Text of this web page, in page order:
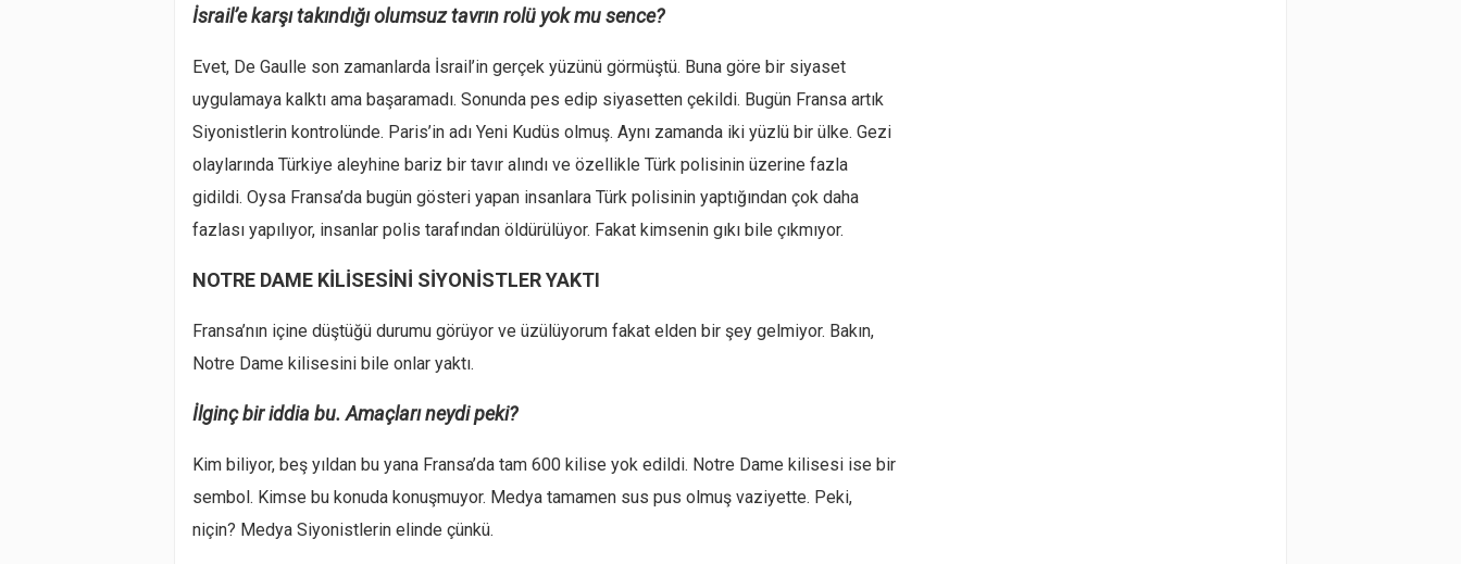
İsrail’e karşı takındığı olumsuz tavrın rolü yok mu sence?
Evet, De Gaulle son zamanlarda İsrail’in gerçek yüzünü görmüştü. Buna göre bir siyaset
uygulamaya kalktı ama başaramadı. Sonunda pes edip siyasetten çekildi. Bugün Fransa artık
Siyonistlerin kontrolünde. Paris’in adı Yeni Kudüs olmuş. Aynı zamanda iki yüzlü bir ülke. Gezi
olaylarında Türkiye aleyhine bariz bir tavır alındı ve özellikle Türk polisinin üzerine fazla
gidildi. Oysa Fransa’da bugün gösteri yapan insanlara Türk polisinin yaptığından çok daha
fazlası yapılıyor, insanlar polis tarafından öldürülüyor. Fakat kimsenin gıkı bile çıkmıyor.
NOTRE DAME KİLİSESİNİ SİYONİSTLER YAKTI
Fransa’nın içine düştüğü durumu görüyor ve üzülüyorum fakat elden bir şey gelmiyor. Bakın,
Notre Dame kilisesini bile onlar yaktı.
İlginç bir iddia bu. Amaçları neydi peki?
Kim biliyor, beş yıldan bu yana Fransa’da tam 600 kilise yok edildi. Notre Dame kilisesi ise bir
sembol. Kimse bu konuda konuşmuyor. Medya tamamen sus pus olmuş vaziyette. Peki,
niçin? Medya Siyonistlerin elinde çünkü.